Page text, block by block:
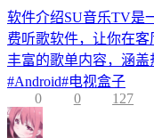
软件介绍SU音乐TV是
费听歌软件，让你在
丰富的歌单内容，涵
#Android#电视盒子
0
0 127